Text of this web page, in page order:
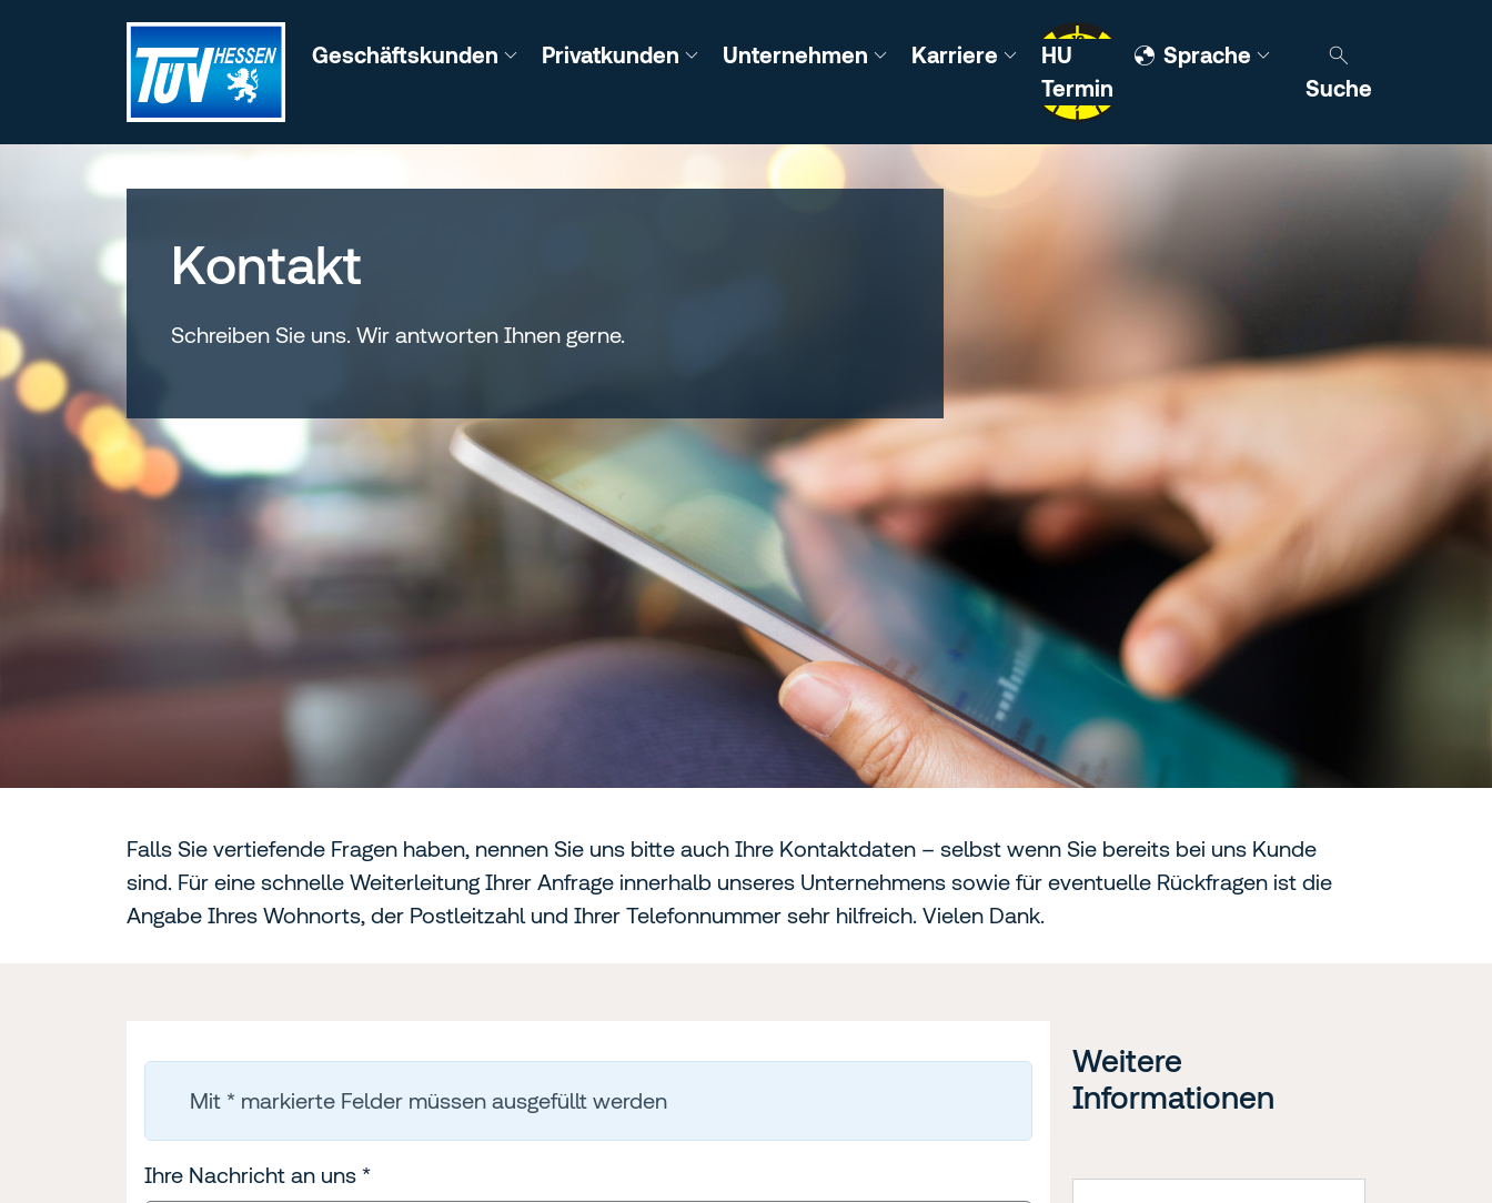
Zum Inhalt wechseln
Suche
Geschäftskunden Privatkunden Unternehmen Karriere
HU
Termin
Sprache
Kontakt
Schreiben Sie uns. Wir antworten Ihnen gerne.
Falls Sie vertiefende Fragen haben, nennen Sie uns bitte auch Ihre Kontaktdaten – selbst wenn Sie bereits bei uns Kunde
sind. Für eine schnelle Weiterleitung Ihrer Anfrage innerhalb unseres Unternehmens sowie für eventuelle Rückfragen ist die
Angabe Ihres Wohnorts, der Postleitzahl und Ihrer Telefonnummer sehr hilfreich. Vielen Dank.
Mit * markierte Felder müssen ausgefüllt werden
Ihre Nachricht an uns *
Weitere
Informationen